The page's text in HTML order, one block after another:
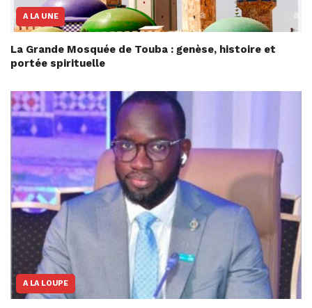
A LA UNE
La Grande Mosquée de Touba : genèse, histoire et
portée spirituelle
A LA LOUPE